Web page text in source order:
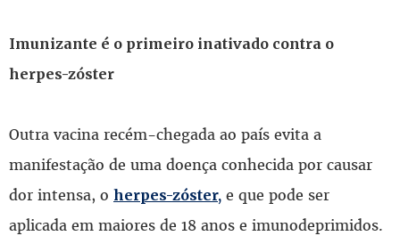
Imunizante é o primeiro inativado contra o
herpes-zóster
Outra vacina recém-chegada ao país evita a
manifestação de uma doença conhecida por causar
dor intensa, o herpes-zóster, e que pode ser
aplicada em maiores de 18 anos e imunodeprimidos.